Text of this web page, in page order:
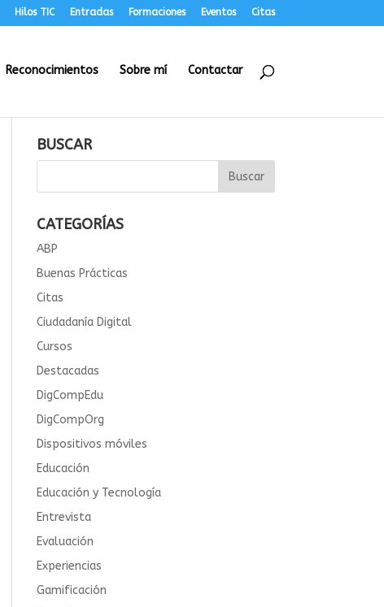
Hilos TIC Entradas Formaciones Eventos Citas
Reconocimientos Sobre mí Contactar
BUSCAR
CATEGORÍAS
ABP
Buenas Prácticas
Citas
Ciudadanía Digital
Cursos
Destacadas
DigCompEdu
DigCompOrg
Dispositivos móviles
Educación
Educación y Tecnología
Entrevista
Evaluación
Experiencias
Gamificación